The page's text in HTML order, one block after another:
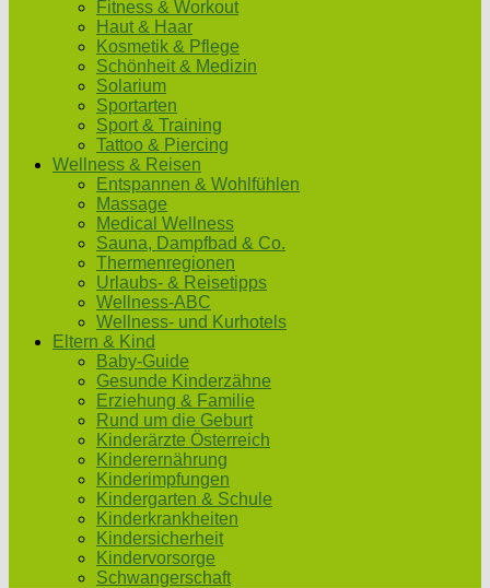
Fitness & Workout
Haut & Haar
Kosmetik & Pflege
Schönheit & Medizin
Solarium
Sportarten
Sport & Training
Tattoo & Piercing
Wellness & Reisen
Entspannen & Wohlfühlen
Massage
Medical Wellness
Sauna, Dampfbad & Co.
Thermenregionen
Urlaubs- & Reisetipps
Wellness-ABC
Wellness- und Kurhotels
Eltern & Kind
Baby-Guide
Gesunde Kinderzähne
Erziehung & Familie
Rund um die Geburt
Kinderärzte Österreich
Kinderernährung
Kinderimpfungen
Kindergarten & Schule
Kinderkrankheiten
Kindersicherheit
Kindervorsorge
Schwangerschaft